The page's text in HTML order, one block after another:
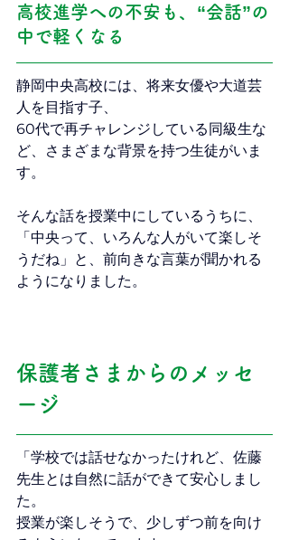
高校進学への不安も、“会話”の
中で軽くなる
静岡中央高校には、将来女優や大道芸
人を目指す子、
60代で再チャレンジしている同級生な
ど、さまざまな背景を持つ生徒がいま
す。
そんな話を授業中にしているうちに、
「中央って、いろんな人がいて楽しそ
うだね」と、前向きな言葉が聞かれる
ようになりました。
保護者さまからのメッセ
ージ
「学校では話せなかったけれど、佐藤
先生とは自然に話ができて安心しまし
た。
授業が楽しそうで、少しずつ前を向け